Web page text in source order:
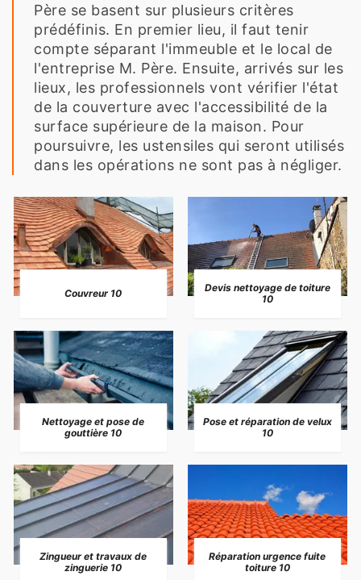
Père se basent sur plusieurs critères
prédéfinis. En premier lieu, il faut tenir
compte séparant l'immeuble et le local de
l'entreprise M. Père. Ensuite, arrivés sur les
lieux, les professionnels vont vérifier l'état
de la couverture avec l'accessibilité de la
surface supérieure de la maison. Pour
poursuivre, les ustensiles qui seront utilisés
dans les opérations ne sont pas à négliger.
Couvreur 10
Devis nettoyage de toiture
10
Nettoyage et pose de
gouttière 10
Pose et réparation de velux
10
Zingueur et travaux de
zinguerie 10
Réparation urgence fuite
toiture 10